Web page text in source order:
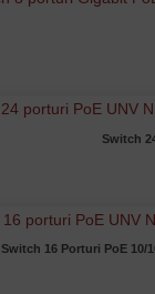
Switch
Switch 16 Porturi PoE 10/